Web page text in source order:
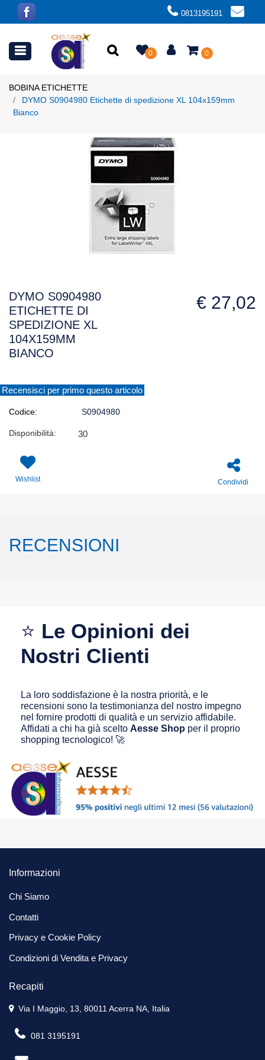
0813195191
Open menu 0 0
BOBINA ETICHETTE
DYMO S0904980 Etichette di spedizione XL 104x159mm
Bianco
DYMO S0904980
ETICHETTE DI
SPEDIZIONE XL
104X159MM
BIANCO
€ 27,02
Recensisci per primo questo articolo
Codice: S0904980
Disponibilità: 30
Wishlist Condividi
RECENSIONI
⭐ Le Opinioni dei
Nostri Clienti
La loro soddisfazione è la nostra priorità, e le
recensioni sono la testimonianza del nostro impegno
nel fornire prodotti di qualità e un servizio affidabile.
Affidati a chi ha già scelto Aesse Shop per il proprio
shopping tecnologico! 🚀
Informazioni
Chi Siamo
Contatti
Privacy e Cookie Policy
Condizioni di Vendita e Privacy
Recapiti
Via I Maggio, 13, 80011 Acerra NA, Italia
081 3195191